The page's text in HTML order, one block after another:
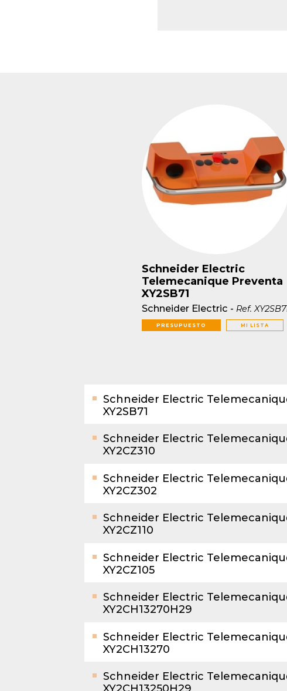
Schneider Electric
Telemecanique Preventa
XY2SB71
Schneider Electric - Ref.
PRESUPUESTO MI LISTA
Schneider Electric
XY2SB71
Schneider Electric
XY2CZ310
Schneider Electric
XY2CZ302
Schneider Electric
XY2CZ110
Schneider Electric
XY2CZ105
Schneider Electric
XY2CH13270H29
Schneider Electric
XY2CH13270
Schneider Electric